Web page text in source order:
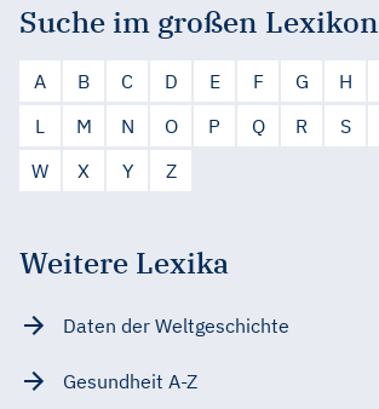
Suche im großen Lexikon
A B C D E F G H
L
M N O P Q R S
W
X Y Z
Weitere Lexika
Daten der Weltgeschichte
Gesundheit A-Z